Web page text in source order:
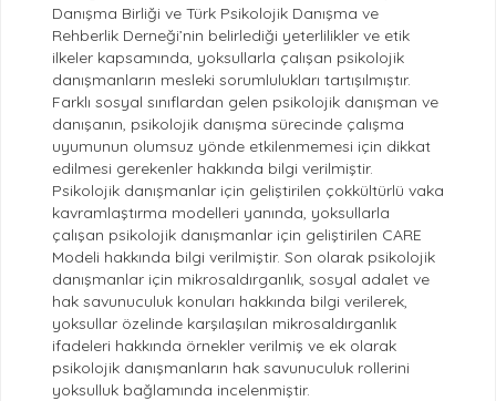
Danışma Birliği ve Türk Psikolojik Danışma ve
Rehberlik Derneği’nin belirlediği yeterlilikler ve etik
ilkeler kapsamında, yoksullarla çalışan psikolojik
danışmanların mesleki sorumlulukları tartışılmıştır.
Farklı sosyal sınıflardan gelen psikolojik danışman ve
danışanın, psikolojik danışma sürecinde çalışma
uyumunun olumsuz yönde etkilenmemesi için dikkat
edilmesi gerekenler hakkında bilgi verilmiştir.
Psikolojik danışmanlar için geliştirilen çokkültürlü vaka
kavramlaştırma modelleri yanında, yoksullarla
çalışan psikolojik danışmanlar için geliştirilen CARE
Modeli hakkında bilgi verilmiştir. Son olarak psikolojik
danışmanlar için mikrosaldırganlık, sosyal adalet ve
hak savunuculuk konuları hakkında bilgi verilerek,
yoksullar özelinde karşılaşılan mikrosaldırganlık
ifadeleri hakkında örnekler verilmiş ve ek olarak
psikolojik danışmanların hak savunuculuk rollerini
yoksulluk bağlamında incelenmiştir.